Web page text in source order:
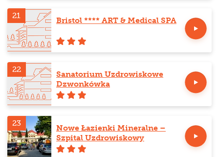
21
Bristol **** ART & Medical SPA
22
Sanatorium Uzdrowiskowe
Dzwonkówka
23
Nowe Łazienki Mineralne –
Szpital Uzdrowiskowy